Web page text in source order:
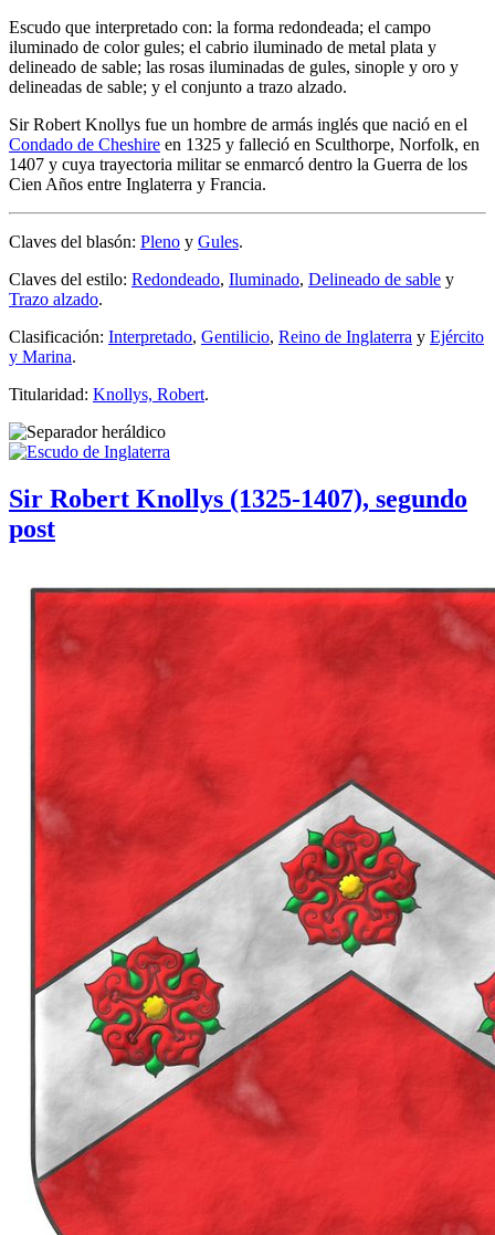
Escudo que interpretado con: la forma redondeada; el campo
iluminado de color gules; el cabrio iluminado de metal plata y
delineado de sable; las rosas iluminadas de gules, sinople y oro y
delineadas de sable; y el conjunto a trazo alzado.
Sir Robert Knollys fue un hombre de armás inglés que nació en el
Condado de Cheshire en 1325 y falleció en Sculthorpe, Norfolk, en
1407 y cuya trayectoria militar se enmarcó dentro la Guerra de los
Cien Años entre Inglaterra y Francia.
Claves del blasón: Pleno y Gules.
Claves del estilo: Redondeado, Iluminado, Delineado de sable y
Trazo alzado.
Clasificación: Interpretado, Gentilicio, Reino de Inglaterra y Ejército
y Marina.
Titularidad: Knollys, Robert.
Sir Robert Knollys (1325-1407), segundo
post